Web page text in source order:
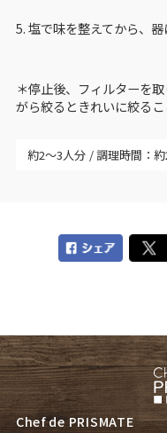
5. 塩で味を整えてから、器
＊停止後、フィルターを
がら絞るときれいに絞るこ
約2～3人分 調理時間：
Chef de PRISMATE